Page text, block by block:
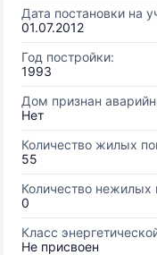
Дата постановки на
01.07.2012
Год постройки:
1993
Дом признан
Нет
Количество жилых
55
Количество
0
Класс
Не присвоен